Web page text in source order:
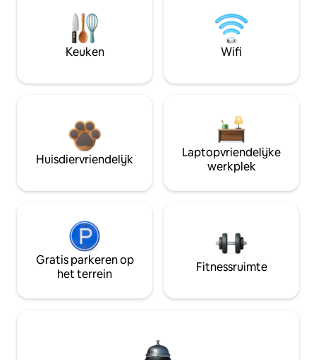
Keuken Wifi
Huisdiervriendelijk
Laptopvriendelijke
werkplek
Gratis parkeren op
het terrein
Fitnessruimte